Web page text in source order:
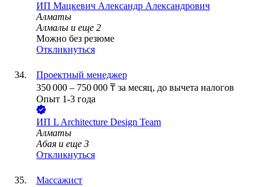
ИП Мацкевич Александр Александрович
Алматы
Алмалы и еще 2
Можно без резюме
Откликнуться
Проектный менеджер
350 000 – 750 000 ₸ за месяц, до вычета налогов
Опыт 1-3 года
ИП L Architecture Design Team
Алматы
Абая и еще 3
Откликнуться
Массажист